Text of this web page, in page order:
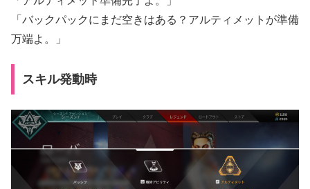
「バックパックにまだ空きはある？アルティメットが準備
万端よ。」
スキル発動時